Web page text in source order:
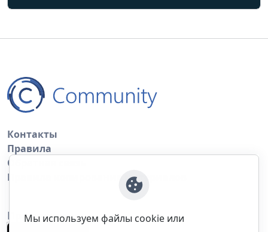
Контакты
Правила
Обратная связь
Правила копирования материалов
Приложение
Мы используем файлы cookie или